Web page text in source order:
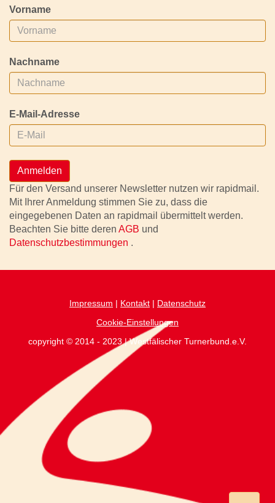
Vorname
Nachname
E-Mail-Adresse
Anmelden
Für den Versand unserer Newsletter nutzen wir rapidmail.
Mit Ihrer Anmeldung stimmen Sie zu, dass die
eingegebenen Daten an rapidmail übermittelt werden.
Beachten Sie bitte deren AGB und
Datenschutzbestimmungen .
Impressum | Kontakt | Datenschutz
Cookie-Einstellungen
copyright © 2014 - 2023 | Westfälischer Turnerbund.e.V.